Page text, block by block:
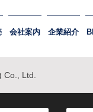
会社案内 企業紹介
Co., Ltd.